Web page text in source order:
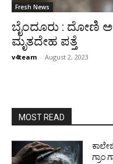
Fresh News
ಬೈಂದೂರು : ದೋಣಿ
ಮೃತದೇಹ ಪತ್ತೆ
v4team - August 2, 2023
MOST READ
ಗ್ರಾಂ